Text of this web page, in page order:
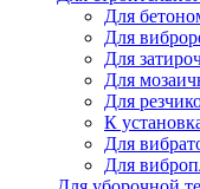
Для
Для
Для
Для
Для
К
Для
Для